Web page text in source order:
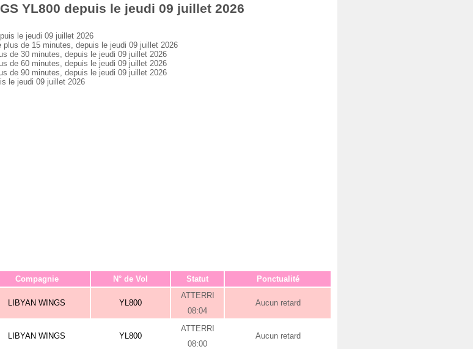
YL800 depuis le jeudi 09 juillet 2026
le jeudi 09 juillet 2026
de 15 minutes, depuis le jeudi 09 juillet 2026
de 30 minutes, depuis le jeudi 09 juillet 2026
de 60 minutes, depuis le jeudi 09 juillet 2026
de 90 minutes, depuis le jeudi 09 juillet 2026
le jeudi 09 juillet 2026
Compagnie N° de Vol Statut Ponctualité
LIBYAN WINGS YL800
ATTERRI
08:04
Aucun retard
LIBYAN WINGS YL800
ATTERRI
08:00
Aucun retard